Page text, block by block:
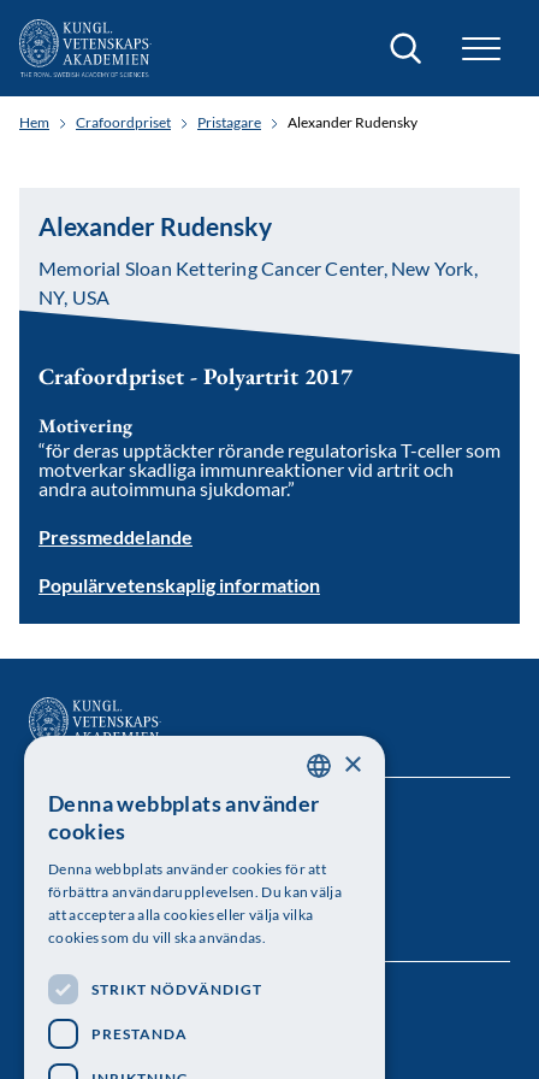
Sök
Hem Crafoordpriset Pristagare Alexander Rudensky
Alexander Rudensky
Memorial Sloan Kettering Cancer Center, New York,
NY, USA
Crafoordpriset - Polyartrit 2017
Motivering
“för deras upptäckter rörande regulatoriska T-celler som
motverkar skadliga immunreaktioner vid artrit och
andra autoimmuna sjukdomar.”
Pressmeddelande
Populärvetenskaplig information
Kungl. Vetenskapsakademien
Besöksadress: Lilla Frescativägen 4A
Telefon: 08-673 95 00
Följ oss
SWEDISH
×
Denna webbplats använder
cookies
Denna webbplats använder cookies för att
förbättra användarupplevelsen. Du kan välja
att acceptera alla cookies eller välja vilka
cookies som du vill ska användas.
STRIKT NÖDVÄNDIGT
PRESTANDA